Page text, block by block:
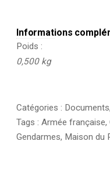
Informations
Poids
0,500 kg
Catégories : Documents,
Tags : Armée française,
Gendarmes, Maison du